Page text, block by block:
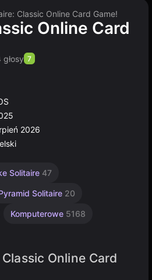
Classic Online Card Game!
Online Card
głosy 7
2026
Solitaire 47
Solitaire 20
Komputerowe 5168
Online Card